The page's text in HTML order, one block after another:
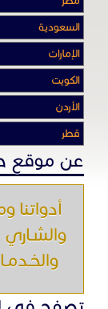
عن موقع
أدواتنا